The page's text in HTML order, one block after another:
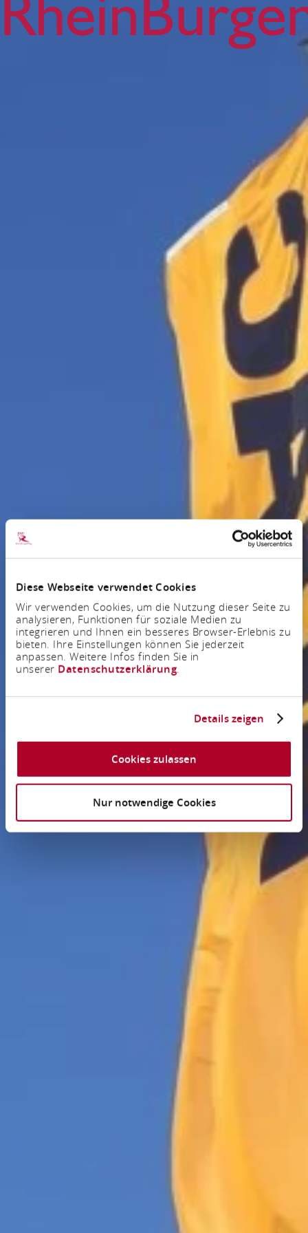
Diese Webseite verwendet Cookies
Wir verwenden Cookies, um die Nutzung dieser Seite zu
analysieren, Funktionen für soziale Medien zu
integrieren und Ihnen ein besseres Browser-Erlebnis zu
bieten. Ihre Einstellungen können Sie jederzeit
anpassen. Weitere Infos finden Sie in
unserer Datenschutzerklärung.
Details zeigen
Cookies zulassen
Nur notwendige Cookies